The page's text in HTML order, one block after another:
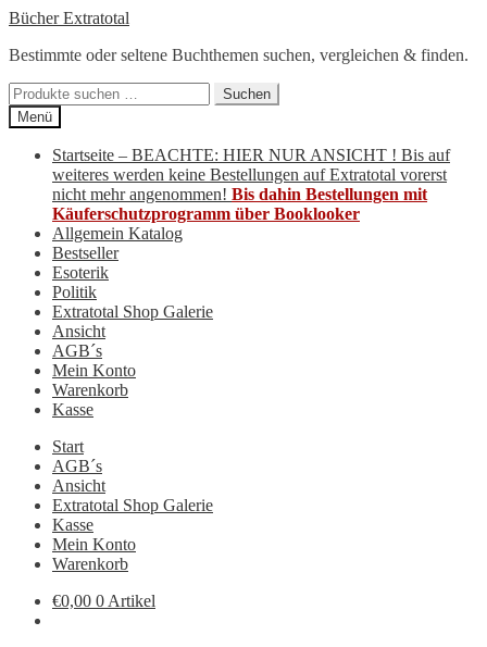
Zur
springen
Zum
springen
Bücher Extratotal
Bestimmte oder seltene Buchthemen suchen, vergleichen & finden.
Suchen
nach:
Suchen
Menü
Startseite – BEACHTE: HIER NUR ANSICHT ! Bis auf
weiteres werden keine Bestellungen auf Extratotal vorerst
nicht mehr angenommen! Bis dahin Bestellungen mit
Käuferschutzprogramm über Booklooker
Allgemein Katalog
Bestseller
Esoterik
Politik
Extratotal Shop Galerie
Ansicht
AGB´s
Mein Konto
Warenkorb
Kasse
Start
AGB´s
Ansicht
Extratotal Shop Galerie
Kasse
Mein Konto
Warenkorb
€0,00 0 Artikel